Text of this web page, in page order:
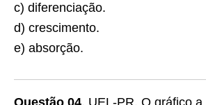
c) diferenciação.
d) crescimento.
e) absorção.
Questão 04. UEL-PR. O gráfico